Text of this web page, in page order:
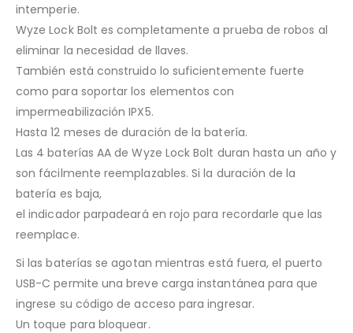
intemperie.
Wyze Lock Bolt es completamente a prueba de robos al
eliminar la necesidad de llaves.
También está construido lo suficientemente fuerte
como para soportar los elementos con
impermeabilización IPX5.
Hasta 12 meses de duración de la batería.
Las 4 baterías AA de Wyze Lock Bolt duran hasta un año y
son fácilmente reemplazables. Si la duración de la
batería es baja,
el indicador parpadeará en rojo para recordarle que las
reemplace.
Si las baterías se agotan mientras está fuera, el puerto
USB-C permite una breve carga instantánea para que
ingrese su código de acceso para ingresar.
Un toque para bloquear.